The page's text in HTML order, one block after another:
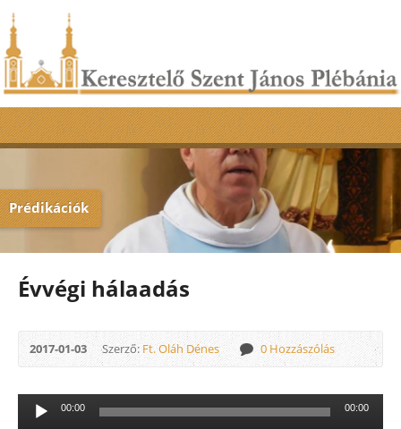
Prédikációk
Évvégi hálaadás
2017-01-03 Szerző:Ft. Oláh Dénes 0 Hozzászólás
Audió
lejátszó
00:00 00:00